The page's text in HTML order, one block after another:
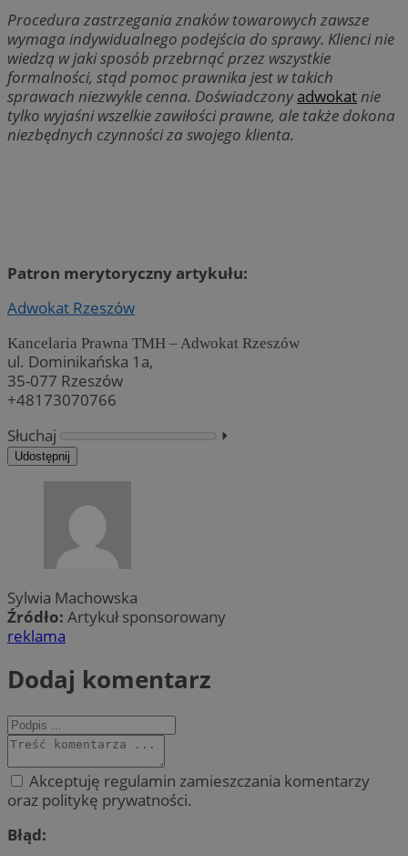
Procedura zastrzegania znaków towarowych zawsze
wymaga indywidualnego podejścia do sprawy. Klienci nie
wiedzą w jaki sposób przebrnąć przez wszystkie
formalności, stąd pomoc prawnika jest w takich
sprawach niezwykle cenna. Doświadczonyadwokat nie
tylko wyjaśni wszelkie zawiłości prawne, ale także dokona
niezbędnych czynności za swojego klienta.
Patron merytoryczny artykułu:
Adwokat Rzeszów
Kancelaria Prawna TMH – Adwokat Rzeszów
ul. Dominikańska 1a,
35-077 Rzeszów
+48173070766
Słuchaj
⏵︎
Udostępnij
Sylwia Machowska
Źródło: Artykuł sponsorowany
reklama
Dodaj komentarz
Akceptuję regulamin zamieszczania komentarzy
oraz politykę prywatności.
Błąd: